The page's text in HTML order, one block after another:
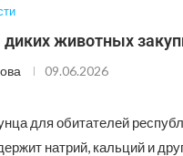
диких животных
09.06.2026
для обитателей
натрий, кальций и